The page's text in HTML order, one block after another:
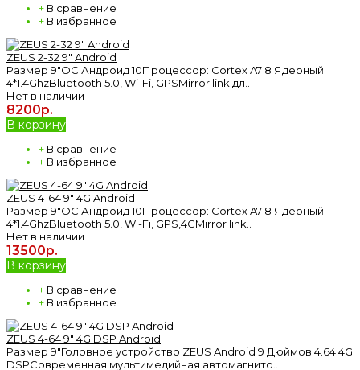
+ В сравнение
+ В избранное
ZEUS 2-32 9" Android
Размер 9"ОС Андроид 10Процессор: Cortex A7 8 Ядерный
4*1.4GhzBluetooth 5.0, Wi-Fi, GPSMirror link дл..
Нет в наличии
8200р.
В корзину
+ В сравнение
+ В избранное
ZEUS 4-64 9" 4G Android
Размер 9"ОС Андроид 10Процессор: Cortex A7 8 Ядерный
4*1.4GhzBluetooth 5.0, Wi-Fi, GPS,4GMirror link..
Нет в наличии
13500р.
В корзину
+ В сравнение
+ В избранное
ZEUS 4-64 9" 4G DSP Android
Размер 9"Головное устройство ZEUS Android 9 Дюймов 4.64 4G
DSPСовременная мультимедийная автомагнито..